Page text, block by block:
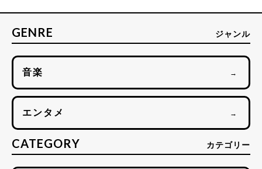
GENRE ジャンル
音楽 →
エンタメ →
CATEGORY カテゴリー